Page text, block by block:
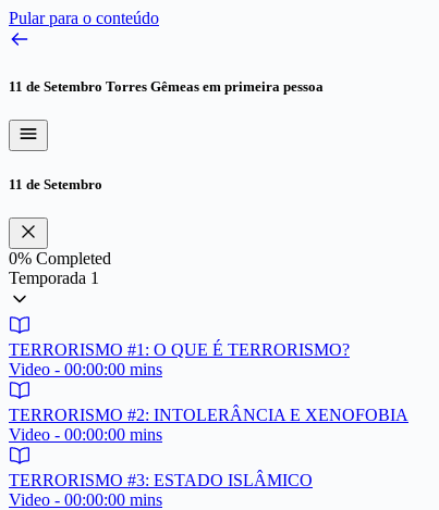
Pular para o conteúdo
11 de Setembro Torres Gêmeas em primeira pessoa
11 de Setembro
0% Completed
Temporada 1
TERRORISMO #1: O QUE É TERRORISMO?
Video - 00:00:00 mins
TERRORISMO #2: INTOLERÂNCIA E XENOFOBIA
Video - 00:00:00 mins
TERRORISMO #3: ESTADO ISLÂMICO
Video - 00:00:00 mins